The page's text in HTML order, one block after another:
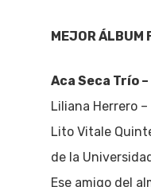
MEJOR ÁLBUM
Aca Seca Trío
Liliana Herrero
Lito Vitale
de la
Ese amigo del